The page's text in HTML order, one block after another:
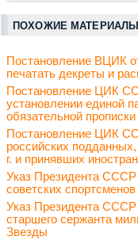
ПОХОЖИЕ
Постановление ВЦИК
печатать декреты и
Постановление ЦИК
установлении единой
обязательной
Постановление ЦИК
российских
г. и принявших
Указ Президента СССР
советских
Указ Президента СССР
старшего сержанта
Звезды